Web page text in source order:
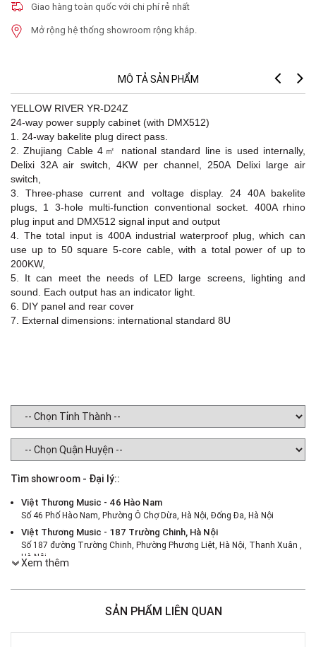
Giao hàng toàn quốc với chi phí rẻ nhất
Mở rộng hệ thống showroom rộng khắp.
MÔ TẢ SẢN PHẨM
YELLOW RIVER YR-D24Z
24-way power supply cabinet (with DMX512)
1. 24-way bakelite plug direct pass.
2. Zhujiang Cable 4㎡ national standard line is used internally,
Delixi 32A air switch, 4KW per channel, 250A Delixi large air
switch,
3. Three-phase current and voltage display. 24 40A bakelite
plugs, 1 3-hole multi-function conventional socket. 400A rhino
plug input and DMX512 signal input and output
4. The total input is 400A industrial waterproof plug, which can
use up to 50 square 5-core cable, with a total power of up to
200KW,
5. It can meet the needs of LED large screens, lighting and
sound. Each output has an indicator light.
6. DIY panel and rear cover
7. External dimensions: international standard 8U
Tìm showroom - Đại lý::
Việt Thương Music - 46 Hào Nam
Số 46 Phố Hào Nam, Phường Ô Chợ Dừa, Hà Nội, Đống Đa, Hà Nội
Việt Thương Music - 187 Trường Chinh, Hà Nội
Số 187 đường Trường Chinh, Phường Phương Liệt, Hà Nội, Thanh Xuân ,
Hà Nội
386 Cách Mạng Tháng Tám, Phường Nhiêu Lộc, TPHCM, Quận 3, Hồ Chí
Việt Thương Music - 369 Điện Biên Phủ
Xem thêm
SẢN PHẨM LIÊN QUAN